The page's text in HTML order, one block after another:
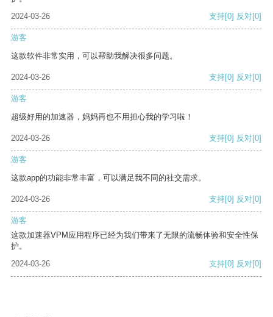
2024-03-26
支持[0] 反对[0]
游客
这款软件非常实用，可以帮助我解决很多问题。
2024-03-26 支持[0] 反对[0]
游客
超级好用的加速器，妈妈再也不用担心我的学习啦！
2024-03-26 支持[0] 反对[0]
游客
这款app的功能非常丰富，可以满足我不同的社交需求。
2024-03-26 支持[0] 反对[0]
游客
这款加速器VPM应用程序已经为我们带来了无限的流畅体验和安全性保
护。
2024-03-26
支持[0] 反对[0]